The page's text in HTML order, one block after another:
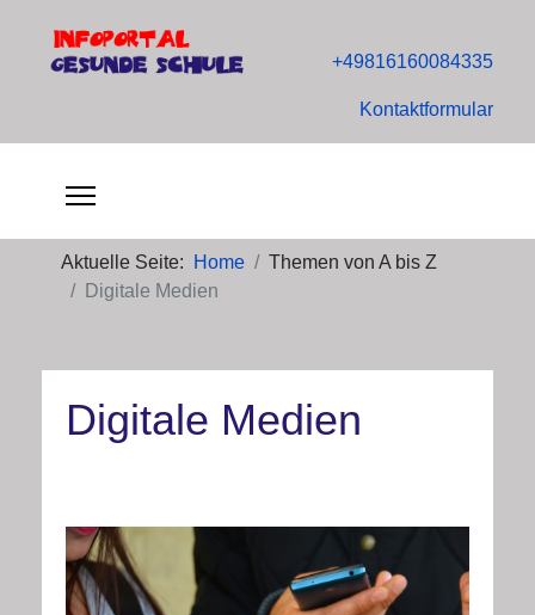
+49816160084335
Kontaktformular
Aktuelle Seite: Home
Themen von A bis Z
Digitale Medien
Digitale Medien